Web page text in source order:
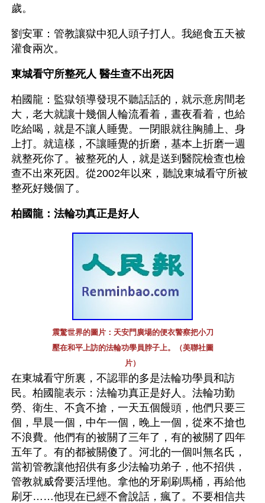
歲。
劉安軍：管教讓獄中犯人頭子打人。我絕食五天被
灌食兩次。
東城看守所整死人 醫生查不出死因
柏國龍：監獄領導發現不聽話話的，就示意房間老
大，老大就讓十幾個人輪流看着，晝夜看着，也給
吃給喝，就是不讓人睡覺。一閉眼就往胸脯上、身
上打。就這樣，不讓睡覺的折磨，基本上折磨一週
就整死你了。被整死的人，就是送到醫院檢查也檢
查不出來死因。從2002年以來，聽說東城看守所被
整死好幾個了。
柏國龍：法輪功真正是好人
震驚世界的圖片：天安門廣場的便衣警察把小刀
壓在和平上訪的法輪功學員脖子上。（美聯社圖
片）
在東城看守所裏，不認罪的多是法輪功學員和訪
民。柏國龍表示：法輪功真正是好人。法輪功勤
勞、衛生、不貪不搶，一天五個饅頭，他們只要三
個，早晨一個，中午一個，晚上一個，從來不搶也
不浪費。他們有的被關了三年了，有的被關了四年
五年了。有的都被關傻了。河北的一個叫無名氏，
當初管教讓他招供有多少法輪功弟子，他不招供，
管教就威脅要活埋他。拿他的牙刷刷馬桶，再給他
刷牙……他現在已經不會說話，瘋了。不要相信共